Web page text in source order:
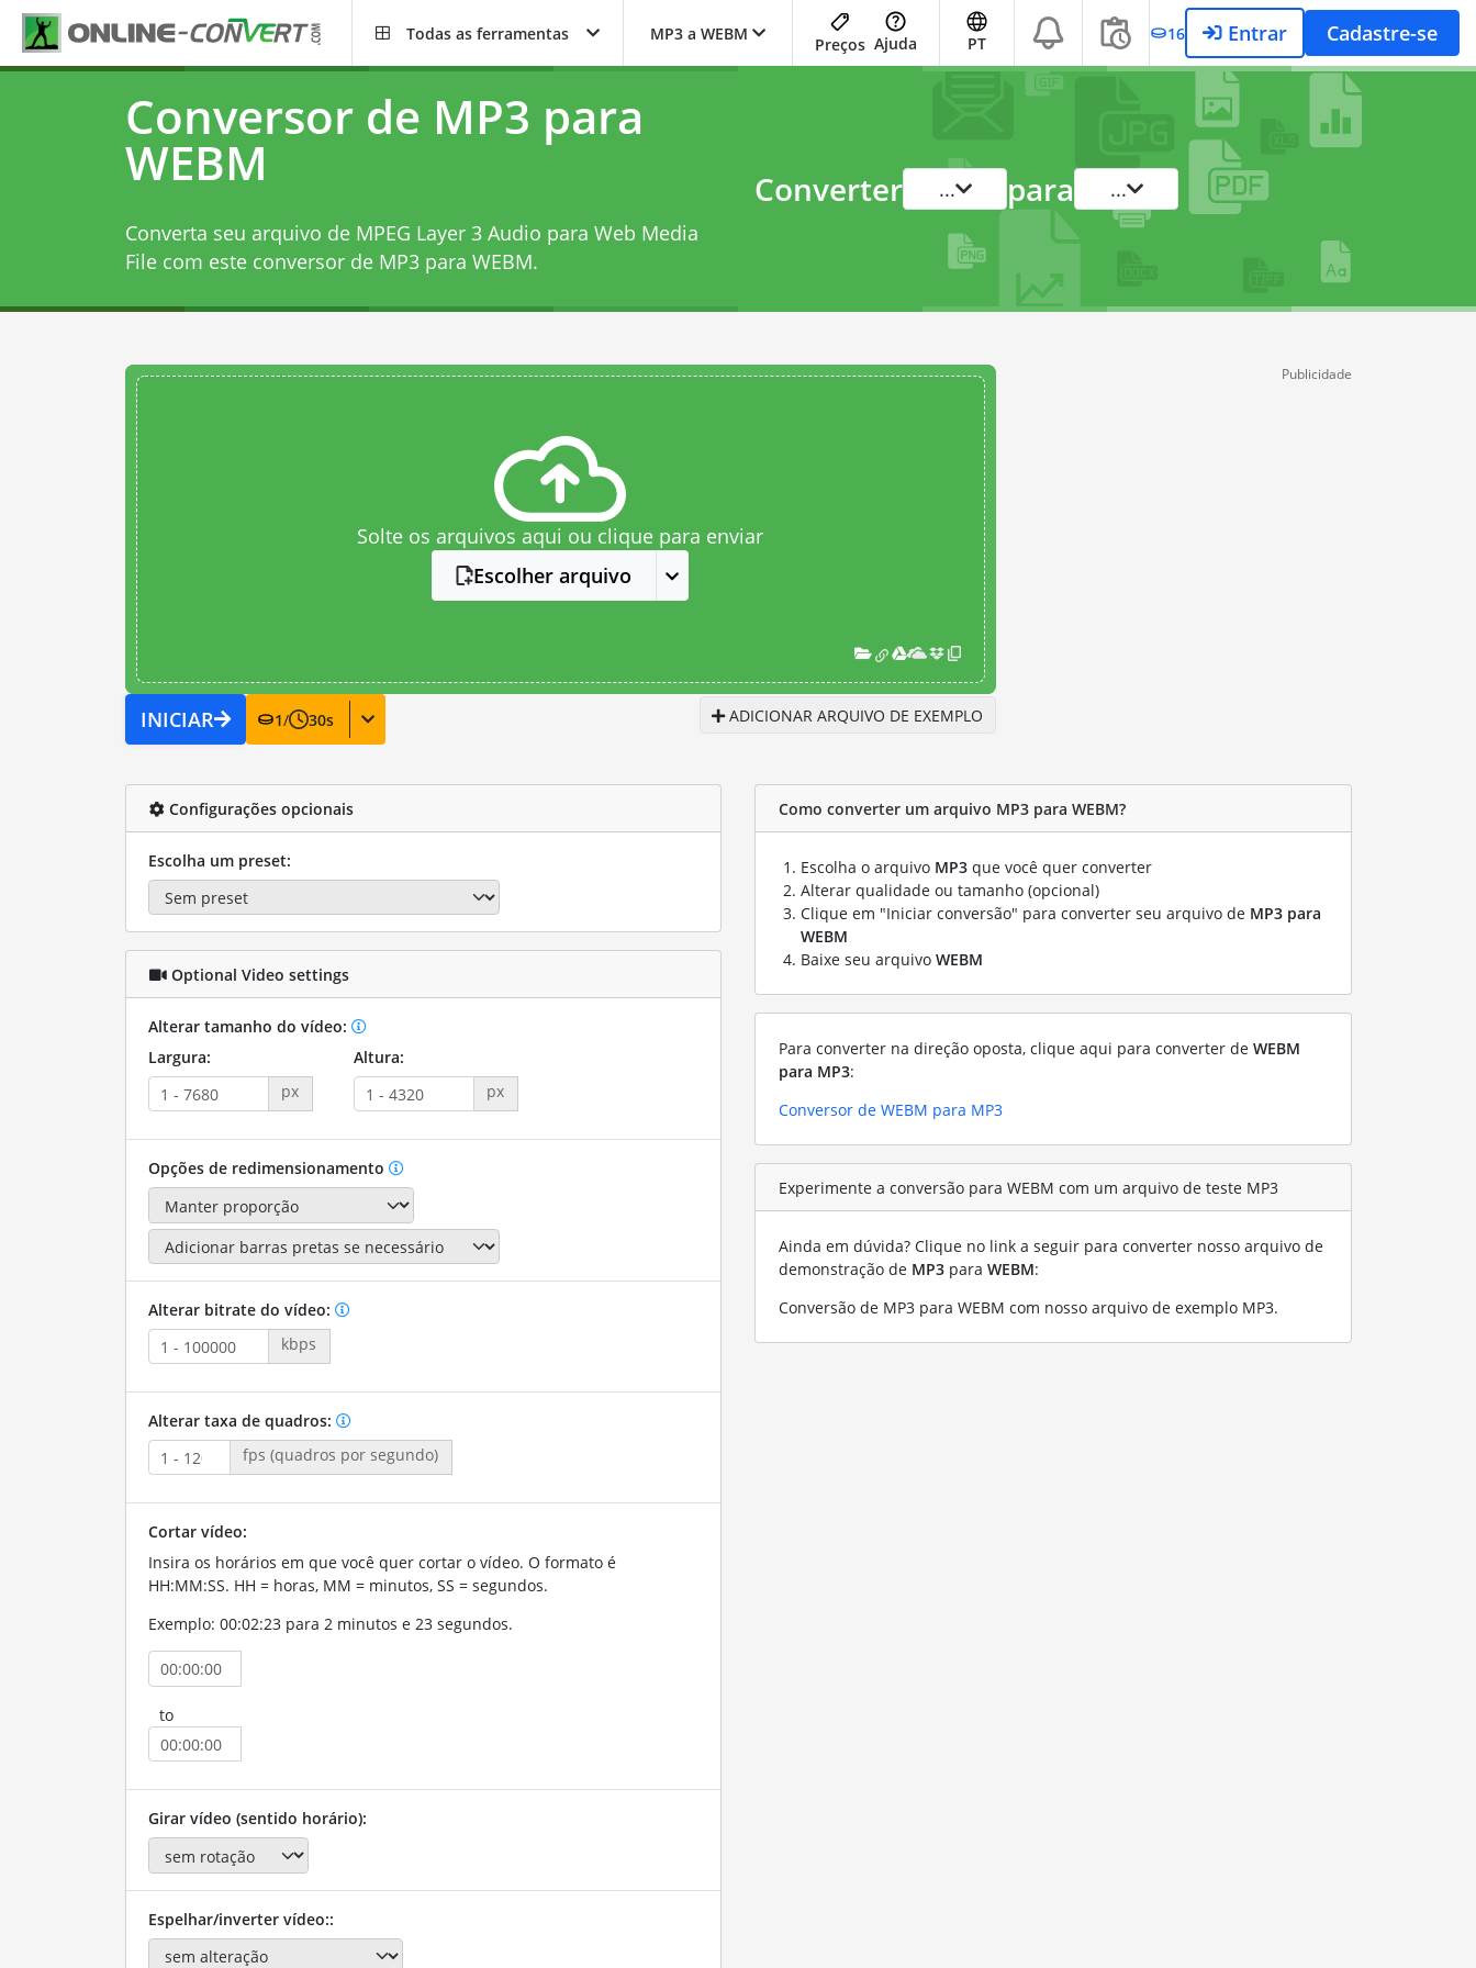
Todas as ferramentas MP3 a WEBM
Preços Ajuda PT 16 Entrar Cadastre-se
Conversor de MP3 para
WEBM
Converta seu arquivo de MPEG Layer 3 Audio para Web Media
File com este conversor de MP3 para WEBM.
Converter ... para ...
Solte os arquivos aqui ou clique para enviar
Escolher arquivo
INICIAR 1/ 30s ADICIONAR ARQUIVO DE EXEMPLO
Publicidade
Configurações opcionais
Escolha um preset:
Optional Video settings
Alterar tamanho do vídeo:
Largura:
px
Altura:
px
Opções de redimensionamento
Alterar bitrate do vídeo:
kbps
Alterar taxa de quadros:
fps (quadros por segundo)
Cortar vídeo:
Insira os horários em que você quer cortar o vídeo. O formato é
HH:MM:SS. HH = horas, MM = minutos, SS = segundos.
Exemplo: 00:02:23 para 2 minutos e 23 segundos.
to
Girar vídeo (sentido horário):
Espelhar/inverter vídeo::
Como converter um arquivo MP3 para WEBM?
Escolha o arquivo MP3 que você quer converter
Alterar qualidade ou tamanho (opcional)
Clique em "Iniciar conversão" para converter seu arquivo de MP3 para
WEBM
Baixe seu arquivo WEBM
Para converter na direção oposta, clique aqui para converter de WEBM
para MP3:
Conversor de WEBM para MP3
Experimente a conversão para WEBM com um arquivo de teste MP3
Ainda em dúvida? Clique no link a seguir para converter nosso arquivo de
demonstração de MP3 para WEBM:
Conversão de MP3 para WEBM com nosso arquivo de exemplo MP3.